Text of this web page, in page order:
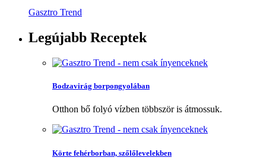
Gasztro Trend
Legújabb Receptek
Bodzavirág borpongyolában
Otthon bő folyó vízben többször is átmossuk.
Körte fehérborban, szőlőlevelekben